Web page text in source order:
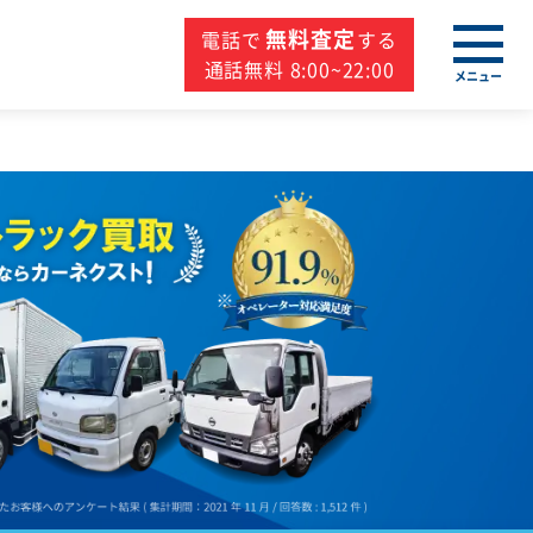
電話で 無料査定する
通話無料 8:00~22:00
メニュー